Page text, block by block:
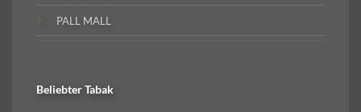
PALL MALL
BeliebterTabak